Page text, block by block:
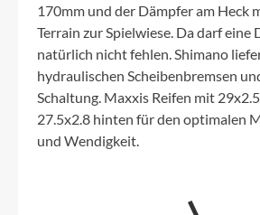
170mm und der Dämpfer am Heck
Terrain zur Spielwiese. Da darf eine
natürlich nicht fehlen. Shimano
hydraulischen Scheibenbremsen
Schaltung. Maxxis Reifen mit
27.5x2.8 hinten für den optimalen
und Wendigkeit.